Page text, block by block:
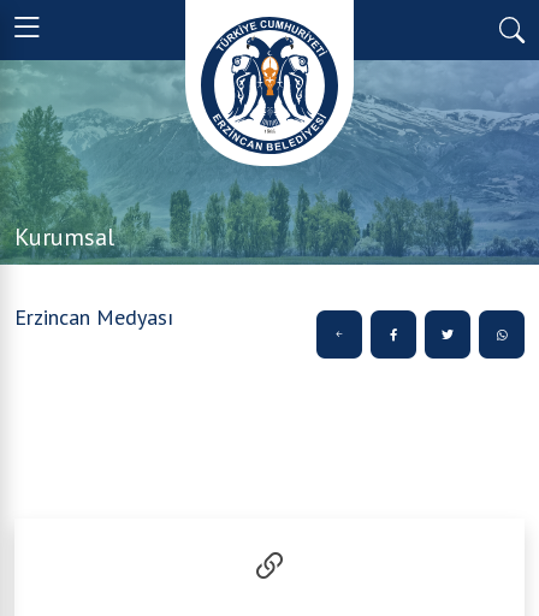
Kurumsal
Erzincan Medyası